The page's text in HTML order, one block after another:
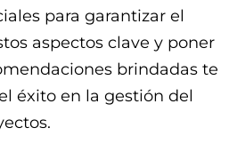
para garantizar el
aspectos clave y poner
brindadas te
éxito en la gestión del